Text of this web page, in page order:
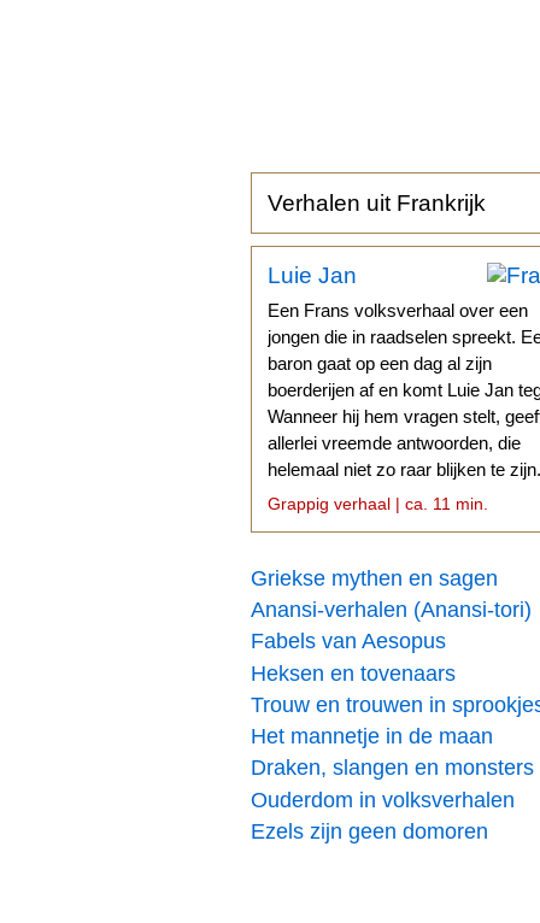
Verhalen uit Frankrijk
Luie Jan
Een Frans volksverhaal over een
jongen die in raadselen spreekt.
baron gaat op een dag al zijn
boerderijen af en komt Luie Jan
Wanneer hij hem vragen stelt,
allerlei vreemde antwoorden, die
helemaal niet zo raar blijken te zijn.
Grappig verhaal | ca. 11 min.
Griekse mythen en sagen
Anansi-verhalen (Anansi-tori)
Fabels van Aesopus
Heksen en tovenaars
Trouw en trouwen in
Het mannetje in de maan
Draken, slangen en monsters
Ouderdom in volksverhalen
Ezels zijn geen domoren